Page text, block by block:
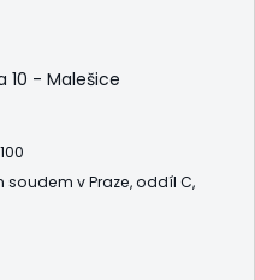
10 - Malešice
v Praze, oddíl C,